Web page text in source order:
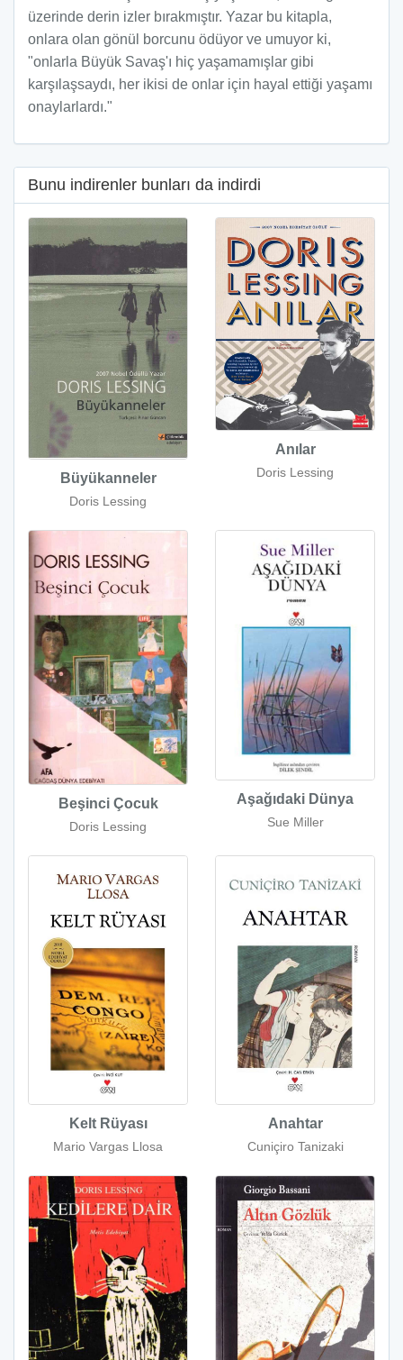
üzerinde derin izler bırakmıştır. Yazar bu kitapla,
onlara olan gönül borcunu ödüyor ve umuyor ki,
"onlarla Büyük Savaş'ı hiç yaşamamışlar gibi
karşılaşsaydı, her ikisi de onlar için hayal ettiği yaşamı
onaylarlardı."
Bunu indirenler bunları da indirdi
Büyükanneler
Doris Lessing
Anılar
Doris Lessing
Beşinci Çocuk
Doris Lessing
Aşağıdaki Dünya
Sue Miller
Kelt Rüyası
Mario Vargas Llosa
Anahtar
Cuniçiro Tanizaki